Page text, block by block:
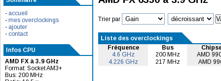
- accueil
- mes overclockings
- ajouter
- contact
Infos CPU
AMD FX à 3.9 GHz
Format: Socket AM3+
Bus: 200 MHz
Trier par
Liste des overclockings
Fréquence
Bus
4.6 GHz
200 MHz
AMD
4.226 GHz
217 MHz AMD